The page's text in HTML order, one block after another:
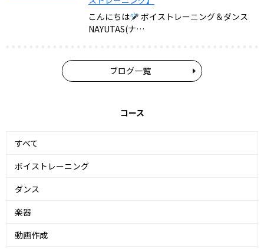
こんにちは
ボイストレーニング＆ダンス
NAYUTAS(ナ…
ブログ一覧
コース
すべて
ボイストレーニング
ダンス
楽器
動画作成